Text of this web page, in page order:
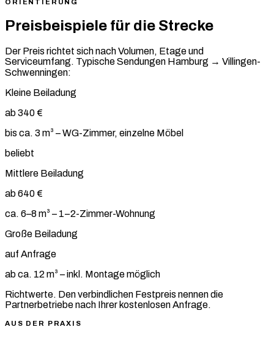
ORIENTIERUNG
Preisbeispiele für die Strecke
Der Preis richtet sich nach Volumen, Etage und
Serviceumfang. Typische Sendungen Hamburg → Villingen-
Schwenningen:
Kleine Beiladung
ab 340 €
bis ca. 3 m³ – WG-Zimmer, einzelne Möbel
beliebt
Mittlere Beiladung
ab 640 €
ca. 6–8 m³ – 1–2-Zimmer-Wohnung
Große Beiladung
auf Anfrage
ab ca. 12 m³ – inkl. Montage möglich
Richtwerte. Den verbindlichen Festpreis nennen die
Partnerbetriebe nach Ihrer kostenlosen Anfrage.
AUS DER PRAXIS